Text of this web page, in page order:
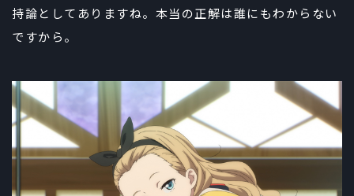
持論としてありますね。本当の正解は誰にもわからない
ですから。